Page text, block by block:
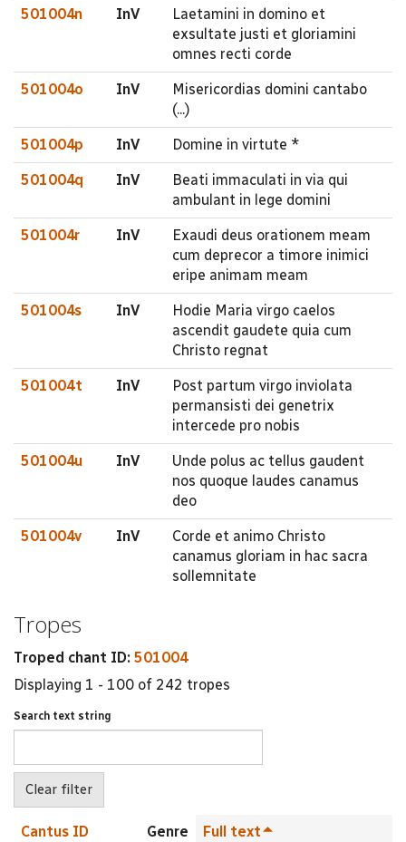
501004n InV
Laetamini in domino et
exsultate justi et gloriamini
omnes recti corde
501004o InV
Misericordias domini cantabo
(...)
501004p InV Domine in virtute *
501004q InV
Beati immaculati in via qui
ambulant in lege domini
501004r InV
Exaudi deus orationem meam
cum deprecor a timore inimici
eripe animam meam
501004s InV
Hodie Maria virgo caelos
ascendit gaudete quia cum
Christo regnat
501004t InV
Post partum virgo inviolata
permansisti dei genetrix
intercede pro nobis
501004u InV
Unde polus ac tellus gaudent
nos quoque laudes canamus
deo
501004v InV
Corde et animo Christo
canamus gloriam in hac sacra
sollemnitate
Tropes
Troped chant ID: 501004
Displaying 1 - 100 of 242 tropes
Search text string
Cantus ID Genre Full text